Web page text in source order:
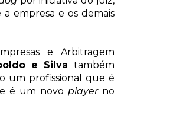
empresa e os demais
e Arbitragem
e Silva também
um profissional que é
é um novo playerno